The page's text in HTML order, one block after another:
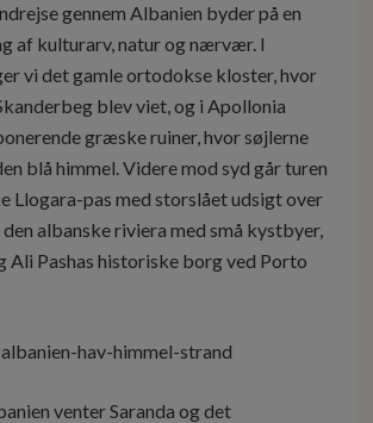
gennem Albanien byder på en
af kulturarv, natur og nærvær. I
vi det gamle ortodokse kloster, hvor
blev viet, og i Apollonia
græske ruiner, hvor søjlerne
blå himmel. Videre mod syd går turen
Llogara-pas med storslået udsigt over
albanske riviera med små kystbyer,
Ali Pashas historiske borg ved Porto
venter Saranda og det